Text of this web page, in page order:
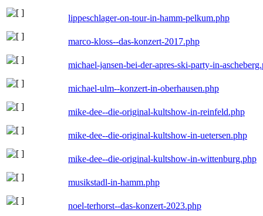
lippeschlager-on-tour-in-hamm-pelkum.php
marco-kloss--das-konzert-2017.php
michael-jansen-bei-der-apres-ski-party-in-
michael-ulm--konzert-in-oberhausen.php
mike-dee--die-original-kultshow-in-reinfeld.php
mike-dee--die-original-kultshow-in-uetersen.php
mike-dee--die-original-kultshow-in-wittenburg.php
musikstadl-in-hamm.php
noel-terhorst--das-konzert-2023.php